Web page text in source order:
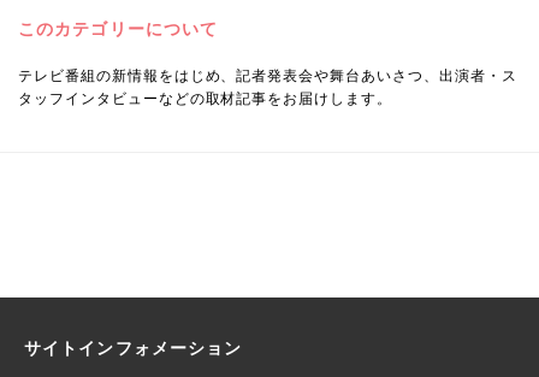
このカテゴリーについて
テレビ番組の新情報をはじめ、記者発表会や舞台あいさつ、出演者・ス
タッフインタビューなどの取材記事をお届けします。
サイトインフォメーション